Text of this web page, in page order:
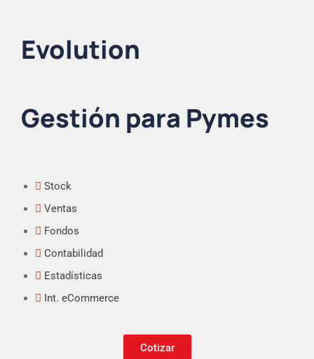
Evolution
Gestión para Pymes
Stock
Ventas
Fondos
Contabilidad
Estadísticas
Int. eCommerce
Cotizar